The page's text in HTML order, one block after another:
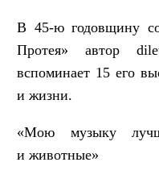
В 45-ю годовщину
Протея» автор
вспоминает 15 его
и жизни.
«Мою музыку
и животные»